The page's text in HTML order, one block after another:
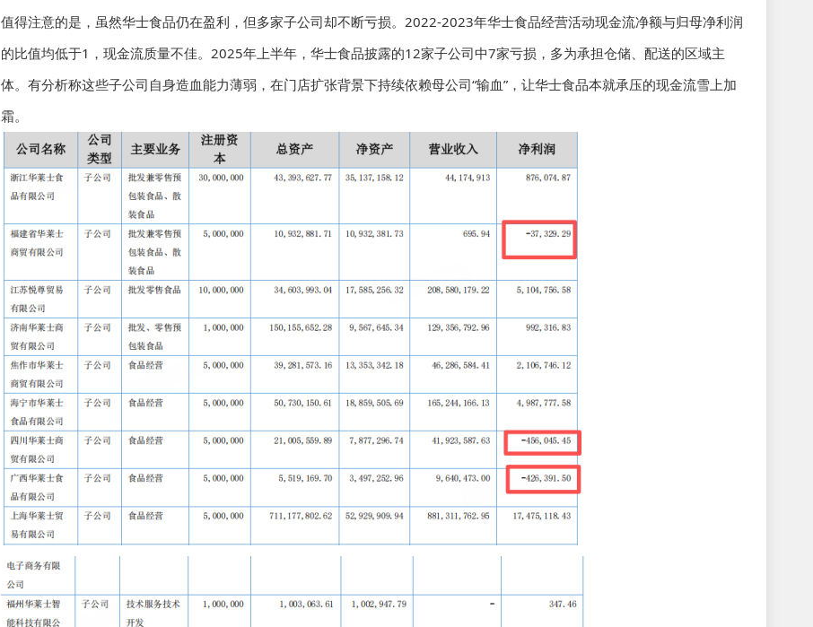
值得注意的是，虽然华士食品仍在盈利，但多家子公司却不断亏损。2022-2023年华士食品经营活动现金流净额与归母净利润
的比值均低于1，现金流质量不佳。2025年上半年，华士食品披露的12家子公司中7家亏损，多为承担仓储、配送的区域主
体。有分析称这些子公司自身造血能力薄弱，在门店扩张背景下持续依赖母公司“输血”，让华士食品本就承压的现金流雪上加
霜。